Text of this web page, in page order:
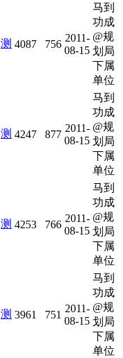
测 4087 756
2011-
08-15
马到
功成
@规
划局
下属
单位
测 4247 877
2011-
08-15
马到
功成
@规
划局
下属
单位
测 4253 766
2011-
08-15
马到
功成
@规
划局
下属
单位
测 3961 751
2011-
08-15
马到
功成
@规
划局
下属
单位